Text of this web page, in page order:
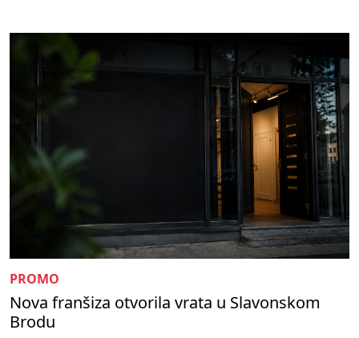
PROMO
Nova franšiza otvorila vrata u Slavonskom
Brodu